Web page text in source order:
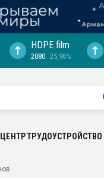
HDPE film
2080 25,96%
ТРУДОУСТРОЙСТВО